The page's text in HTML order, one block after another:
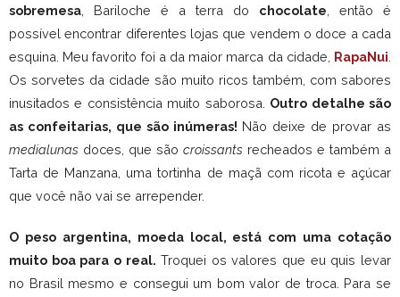
sobremesa , Bariloche é a terra do chocolate , então é
possível encontrar diferentes lojas que vendem o doce a cada
esquina. Meu favorito foi a da maior marca da cidade, RapaNui
Os sorvetes da cidade são muito ricos também, com sabores
inusitados e consistência muito saborosa. Outro detalhe são
as confeitarias, que são inúmeras! Não deixe de provar as
medialunas doces, que são croissants recheados e também a
Tarta de Manzana, uma tortinha de maçã com ricota e açúcar
que você não vai se arrepender.
O peso argentina, moeda local, está com uma cotação
muito boa para o real. Troquei os valores que eu quis levar
no Brasil mesmo e consegui um bom valor de troca. Para se